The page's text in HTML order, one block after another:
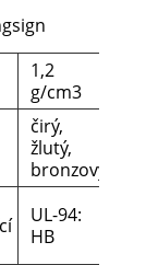
1,2
g/cm3
čirý,
žlutý,
bronzový
UL-94:
HB